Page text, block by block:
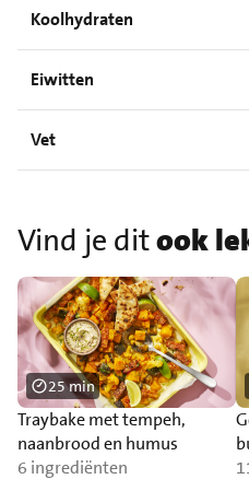
Koolhydraten
Eiwitten
Vet
Vind je ditook
Traybake met tempeh,
naanbrood en humus
6 ingrediënten
25 min